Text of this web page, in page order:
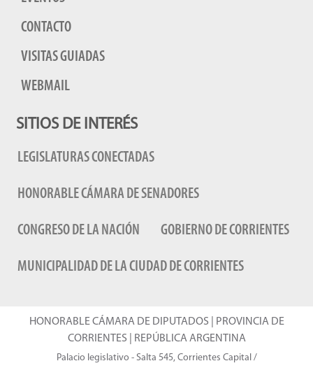
CONTACTO
VISITAS GUIADAS
WEBMAIL
SITIOS DE INTERÉS
LEGISLATURAS CONECTADAS
HONORABLE CÁMARA DE SENADORES
CONGRESO DE LA NACIÓN GOBIERNO DE CORRIENTES
MUNICIPALIDAD DE LA CIUDAD DE CORRIENTES
HONORABLE CÁMARA DE DIPUTADOS | PROVINCIA DE
CORRIENTES | REPÚBLICA ARGENTINA
Palacio legislativo - Salta 545, Corrientes Capital /